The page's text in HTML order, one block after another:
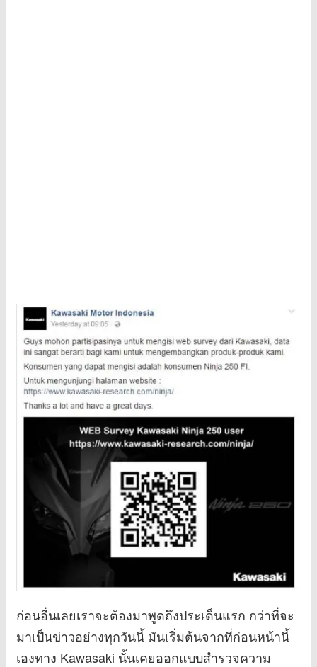
ก่อนอื่นเลยเราจะต้องมาพูดถึงประเด็นแรก กว่าที่จะ
มาเป็นข่าวอย่างทุกวันนี้ มันเริ่มต้นจากที่ก่อนหน้านี้
เองทาง Kawasaki นั้นเคยออกแบบสำรวจความ